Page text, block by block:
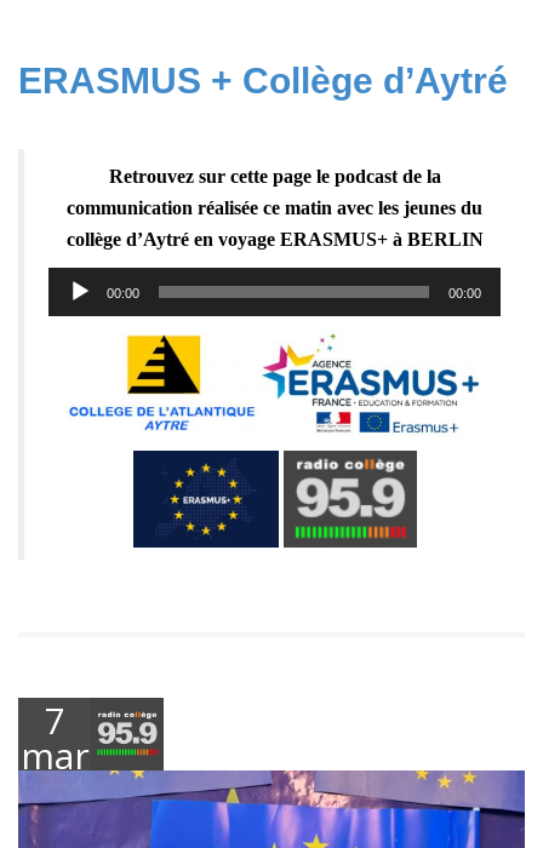
ERASMUS + Collège d’Aytré
Retrouvez sur cette page le podcast de la
communication réalisée ce matin avec les jeunes du
collège d’Aytré en voyage ERASMUS+ à BERLIN
Lecteur
audio
00:00 00:00
7
mars
2024